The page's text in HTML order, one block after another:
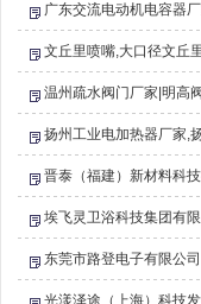
广东交流电动机电容器
文丘里喷嘴,大口径文丘
温州疏水阀门厂家|明高
扬州工业电加热器厂家,
晋泰（福建）新材料科
埃飞灵卫浴科技集团有
东莞市路登电子有限公司
光漾泽途（上海）科技